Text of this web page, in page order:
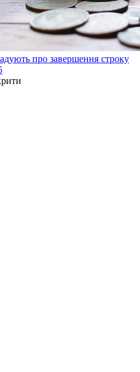
про завершення строку